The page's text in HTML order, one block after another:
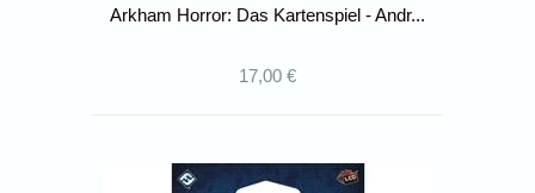
Arkham Horror: Das Kartenspiel - Andr...
17,00 €